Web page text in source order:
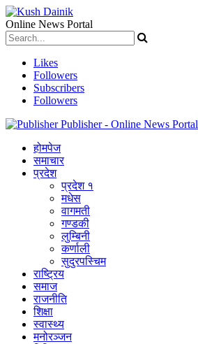
Online News Portal
Likes
Followers
Subscribers
Followers
Publisher - Online News Portal
होमपेज
समाचार
प्रदेश
प्रदेश १
मधेस
वागमती
गण्डकी
लुम्बिनी
कर्णाली
सुदुरपस्चिम
राष्ट्रिय
समाज
राजनीति
शिक्षा
स्वास्थ्य
मनोरञ्जन